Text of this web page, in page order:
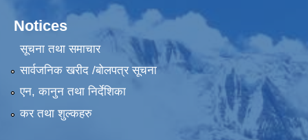
Notices
सूचना तथा समाचार
सार्वजनिक खरीद /बोलपत्र सूचना
एन, कानुन तथा निर्देशिका
कर तथा शुल्कहरु